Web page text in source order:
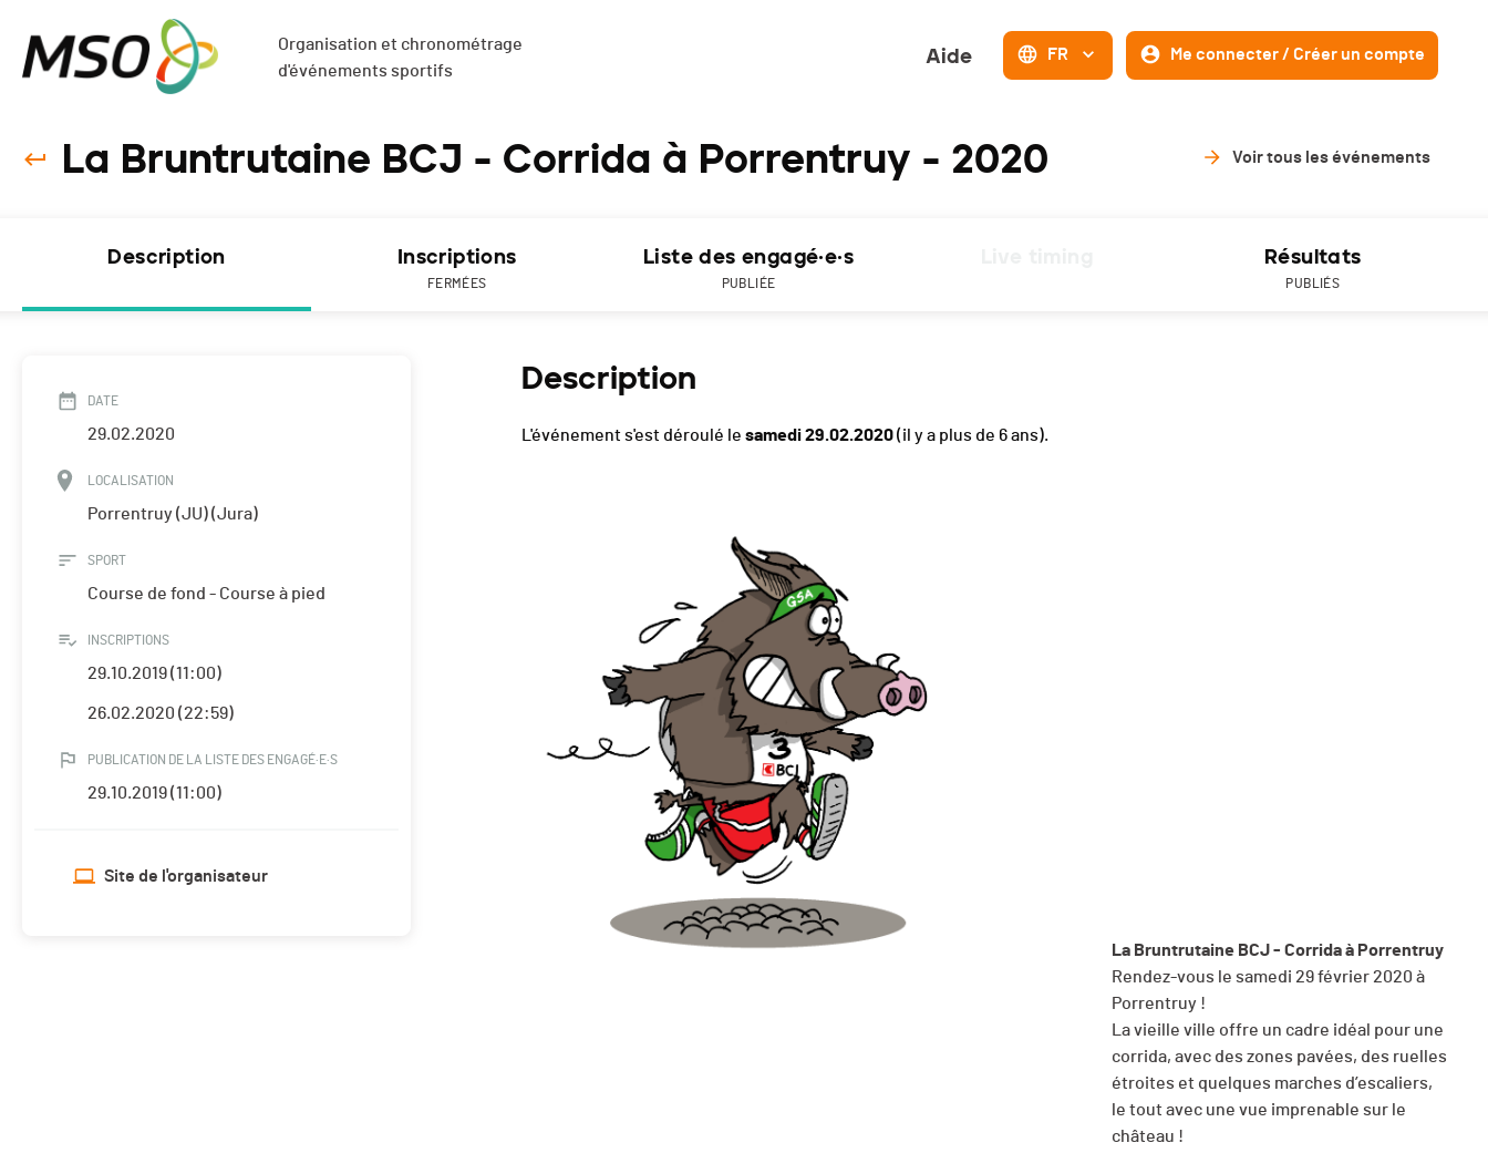
Organisation et chronométrage
d'événements sportifs
Aide FR Me connecter / Créer un compte
La Bruntrutaine BCJ - Corrida à Porrentruy - 2020 Voir tous les événements
Description Inscriptions
FERMÉES
Liste des engagé·e·s
PUBLIÉE
Résultats
PUBLIÉS
DATE
29.02.2020
LOCALISATION
Porrentruy (JU) (Jura)
SPORT
Course de fond - Course à pied
INSCRIPTIONS
29.10.2019 (11:00)
26.02.2020 (22:59)
PUBLICATION DE LA LISTE DES ENGAGÉ·E·S
29.10.2019 (11:00)
Site de l'organisateur
Description
L'événement s'est déroulé le samedi 29.02.2020(il y a plus de 6 ans).
La Bruntrutaine BCJ - Corrida à Porrentruy
Rendez-vous le samedi 29 février 2020 à
Porrentruy !
La vieille ville offre un cadre idéal pour une
corrida, avec des zones pavées, des ruelles
étroites et quelques marches d’escaliers,
le tout avec une vue imprenable sur le
château !